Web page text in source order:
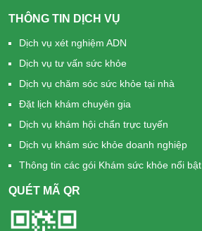
THÔNG TIN DỊCH VỤ
Dịch vụ xét nghiệm ADN
Dịch vụ tư vấn sức khỏe
Dịch vụ chăm sóc sức khỏe tại nhà
Đặt lịch khám chuyên gia
Dịch vụ khám hội chẩn trực tuyến
Dịch vụ khám sức khỏe doanh nghiệp
Thông tin các gói Khám sức khỏe nổi bật
QUÉT MÃ QR